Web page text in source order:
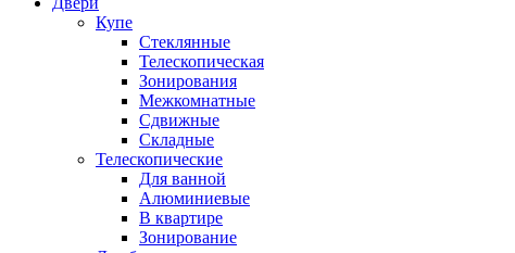
Купе
Стеклянные
Телескопическая
Зонирования
Межкомнатные
Сдвижные
Складные
Телескопические
Для ванной
Алюминиевые
В квартире
Зонирование